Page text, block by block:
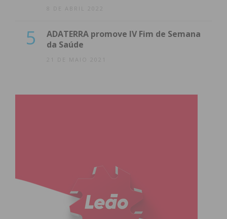
8 DE ABRIL 2022
5
ADATERRA promove IV Fim de Semana
da Saúde
21 DE MAIO 2021